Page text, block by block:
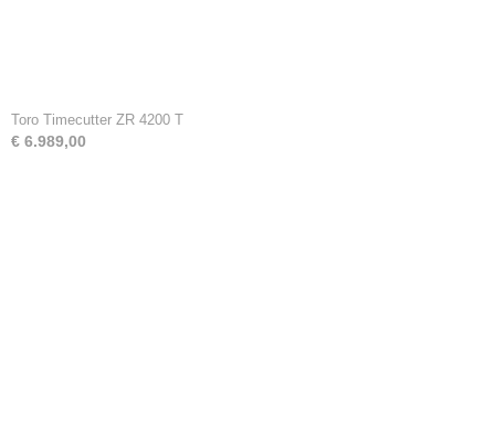
Toro Timecutter ZR 4200 T
€ 6.989,00